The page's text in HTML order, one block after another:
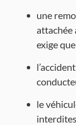
une
attachée
exige
le